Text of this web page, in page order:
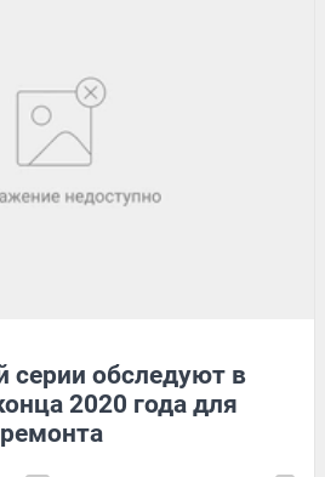
серии обследуют в
2020 года для